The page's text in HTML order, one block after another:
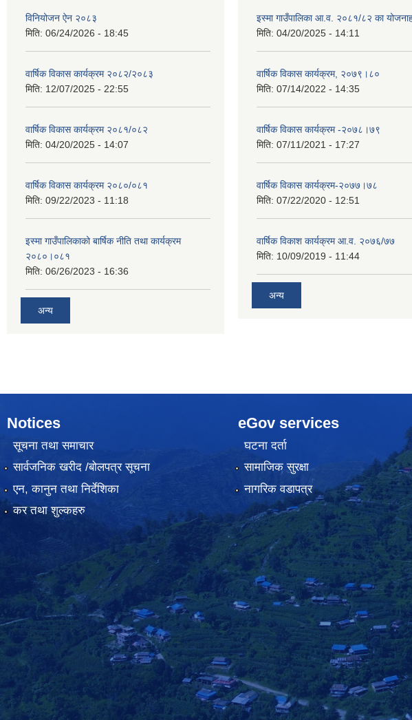
विनियोजन ऐन २०८३
मिति: 06/24/2026 - 18:45
वार्षिक विकास कार्यक्रम २०८२/२०८३
मिति: 12/07/2025 - 22:55
वार्षिक विकास कार्यक्रम २०८१/०८२
मिति: 04/20/2025 - 14:07
वार्षिक विकास कार्यक्रम २०८०/०८१
मिति: 09/22/2023 - 11:18
इस्मा गाउँपालिकाको बार्षिक नीति तथा कार्यक्रम
२०८०।०८१
मिति: 06/26/2023 - 16:36
अन्य
इस्मा गाउँपालिका आ.व. २०८१/८२ का
मिति: 04/20/2025 - 14:11
वार्षिक विकास कार्यक्रम, २०७९।८०
मिति: 07/14/2022 - 14:35
वार्षिक विकास कार्यक्रम -२०७८।७९
मिति: 07/11/2021 - 17:27
वार्षिक विकास कार्यक्रम-२०७७।७८
मिति: 07/22/2020 - 12:51
वार्षिक विकाश कार्यक्रम आ.व. २०७६/७७
मिति: 10/09/2019 - 11:44
अन्य
Notices
सूचना तथा समाचार
सार्वजनिक खरीद /बोलपत्र सूचना
एन, कानुन तथा निर्देशिका
कर तथा शुल्कहरु
eGov services
घटना दर्ता
सामाजिक सुरक्षा
नागरिक वडापत्र